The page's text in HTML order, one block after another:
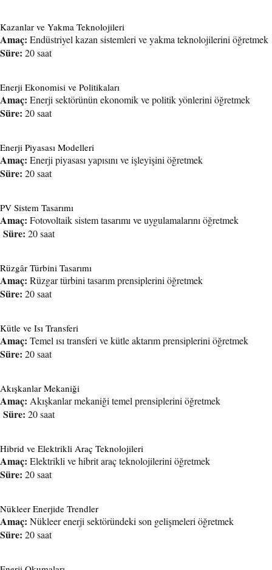
Kazanlar ve Yakma Teknolojileri
Amaç: Endüstriyel kazan sistemleri ve yakma teknolojilerini öğretmek
Süre: 20 saat
Enerji Ekonomisi ve Politikaları
Amaç: Enerji sektörünün ekonomik ve politik yönlerini öğretmek
Süre: 20 saat
Enerji Piyasası Modelleri
Amaç: Enerji piyasası yapısını ve işleyişini öğretmek
Süre: 20 saat
PV Sistem Tasarımı
Amaç: Fotovoltaik sistem tasarımı ve uygulamalarını öğretmek
Süre: 20 saat
Rüzgâr Türbini Tasarımı
Amaç: Rüzgar türbini tasarım prensiplerini öğretmek
Süre: 20 saat
Kütle ve Isı Transferi
Amaç: Temel ısı transferi ve kütle aktarım prensiplerini öğretmek
Süre: 20 saat
Akışkanlar Mekaniği
Amaç: Akışkanlar mekaniği temel prensiplerini öğretmek
Süre: 20 saat
Hibrid ve Elektrikli Araç Teknolojileri
Amaç: Elektrikli ve hibrit araç teknolojilerini öğretmek
Süre: 20 saat
Nükleer Enerjide Trendler
Amaç: Nükleer enerji sektöründeki son gelişmeleri öğretmek
Süre: 20 saat